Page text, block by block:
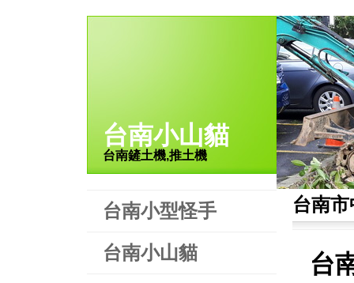
台南小山貓
台南鏟土機,推土機
台南小型怪手
台南小山貓
台南
台